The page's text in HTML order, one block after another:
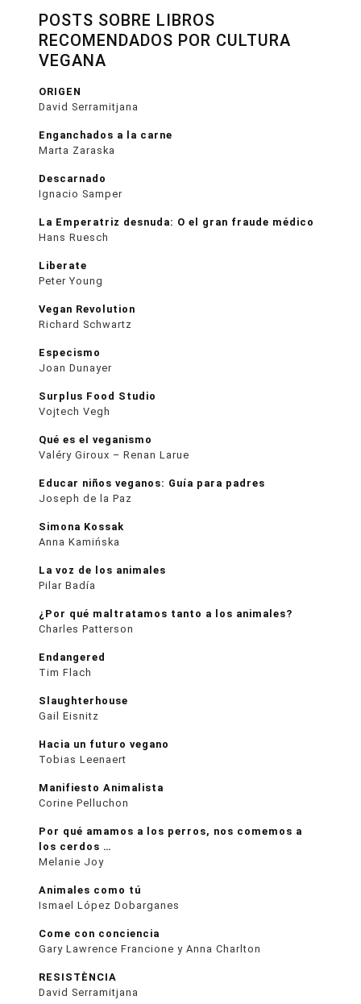
POSTS SOBRE LIBROS
RECOMENDADOS POR CULTURA
VEGANA
ORIGEN
David Serramitjana
Enganchados a la carne
Marta Zaraska
Descarnado
Ignacio Samper
La Emperatriz desnuda: O el gran fraude médico
Hans Ruesch
Liberate
Peter Young
Vegan Revolution
Richard Schwartz
Especismo
Joan Dunayer
Surplus Food Studio
Vojtech Vegh
Qué es el veganismo
Valéry Giroux – Renan Larue
Educar niños veganos: Guía para padres
Joseph de la Paz
Simona Kossak
Anna Kamińska
La voz de los animales
Pilar Badía
¿Por qué maltratamos tanto a los animales?
Charles Patterson
Endangered
Tim Flach
Slaughterhouse
Gail Eisnitz
Hacia un futuro vegano
Tobias Leenaert
Manifiesto Animalista
Corine Pelluchon
Por qué amamos a los perros, nos comemos a
los cerdos …
Melanie Joy
Animales como tú
Ismael López Dobarganes
Come con conciencia
Gary Lawrence Francione y Anna Charlton
RESISTÈNCIA
David Serramitjana